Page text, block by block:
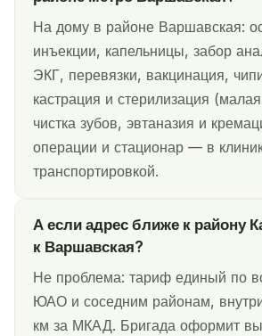
На дому в районе Варшавская:
инъекции, капельницы, забор
ЭКГ, перевязки, вакцинация,
кастрация и стерилизация
чистка зубов, эвтаназия и
операции и стационар — в
транспортировкой.
А если адрес ближе к району
к Варшавская?
Не проблема: тариф единый по
ЮАО и соседним районам,
км за МКАД. Бригада оформит